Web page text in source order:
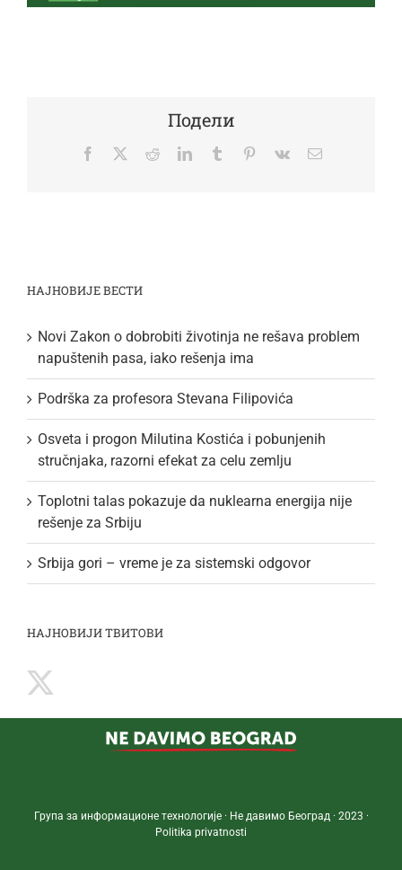
Подели
Facebook
TwitterRedditLinkedInTumblr Pinterest
Vk Email
НАЈНОВИЈЕ ВЕСТИ
Novi Zakon o dobrobiti životinja ne rešava problem
napuštenih pasa, iako rešenja ima
Podrška za profesora Stevana Filipovića
Osveta i progon Milutina Kostića i pobunjenih
stručnjaka, razorni efekat za celu zemlju
Toplotni talas pokazuje da nuklearna energija nije
rešenje za Srbiju
Srbija gori – vreme je za sistemski odgovor
НАЈНОВИЈИ ТВИТОВИ
Група за информационе технологије · Не давимо Београд · 2023 ·
Politika privatnosti